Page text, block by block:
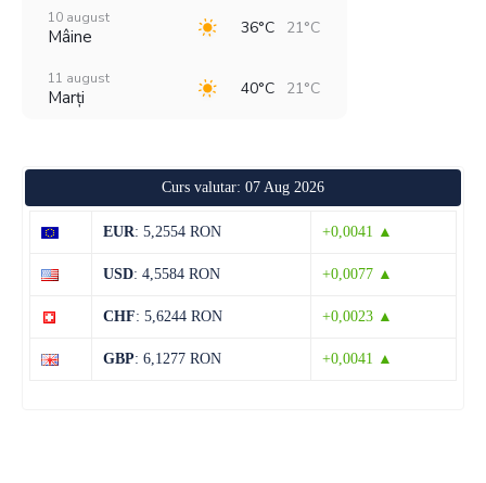
10 august
Mâine 36°C 21°C
11 august
Marți 40°C 21°C
35°C 20°C
Vineri
15 august
Curs valutar: 07 Aug 2026
EUR: 5,2554 RON +0,0041 ▲
USD: 4,5584 RON +0,0077 ▲
CHF: 5,6244 RON +0,0023 ▲
GBP: 6,1277 RON +0,0041 ▲